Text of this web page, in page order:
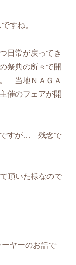
ですね。
日常が戻ってき
祭典の所々で開
当地ＮＡＧＡ
催のフェアが開
ですが… 残念で
頂いた様なので
ヤーのお話で